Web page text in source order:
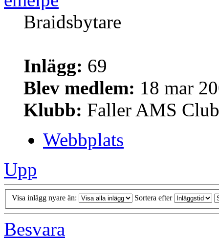
Braidsbytare
Inlägg: 69
Blev medlem: 18 mar
Klubb: Faller AMS
Webbplats
Upp
Visa inlägg nyare än: Sortera efter
Besvara